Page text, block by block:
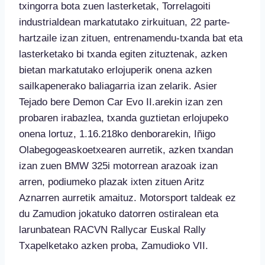
txingorra bota zuen lasterketak, Torrelagoiti
industrialdean markatutako zirkuituan, 22 parte-
hartzaile izan zituen, entrenamendu-txanda bat eta
lasterketako bi txanda egiten zituztenak, azken
bietan markatutako erlojuperik onena azken
sailkapenerako baliagarria izan zelarik. Asier
Tejado bere Demon Car Evo II.arekin izan zen
probaren irabazlea, txanda guztietan erlojupeko
onena lortuz, 1.16.218ko denborarekin, Iñigo
Olabegogeaskoetxearen aurretik, azken txandan
izan zuen BMW 325i motorrean arazoak izan
arren, podiumeko plazak ixten zituen Aritz
Aznarren aurretik amaituz. Motorsport taldeak ez
du Zamudion jokatuko datorren ostiralean eta
larunbatean RACVN Rallycar Euskal Rally
Txapelketako azken proba, Zamudioko VII.